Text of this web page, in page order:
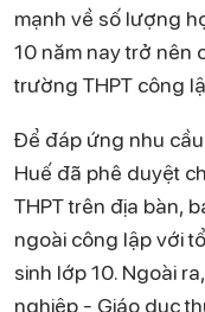
mạnh về số lượng
10 năm nay trở nên
trường THPT công
Để đáp ứng nhu
Huế đã phê duyệt
THPT trên địa bàn,
ngoài công lập với
sinh lớp 10. Ngoài
nghiệp - Giáo dục